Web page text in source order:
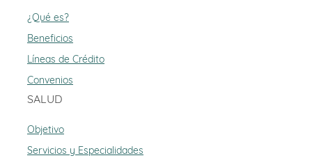
¿Qué es?
Beneficios
Líneas de Crédito
Convenios
SALUD
Objetivo
Servicios y Especialidades